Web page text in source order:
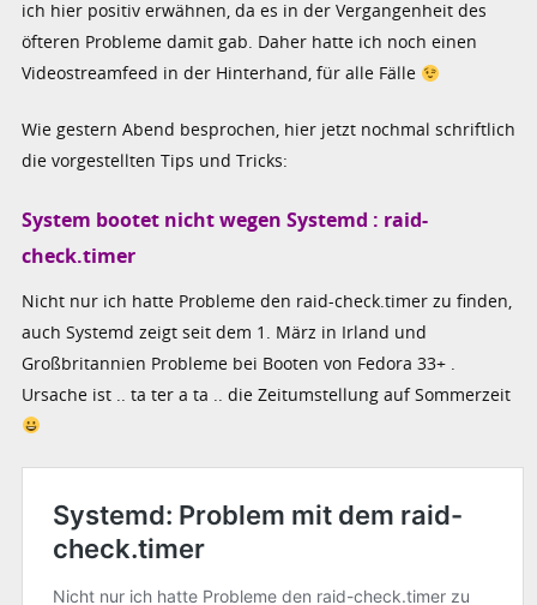
ich hier positiv erwähnen, da es in der Vergangenheit des
öfteren Probleme damit gab. Daher hatte ich noch einen
Videostreamfeed in der Hinterhand, für alle Fälle
Wie gestern Abend besprochen, hier jetzt nochmal schriftlich
die vorgestellten Tips und Tricks:
System bootet nicht wegen Systemd : raid-
check.timer
Nicht nur ich hatte Probleme den raid-check.timer zu finden,
auch Systemd zeigt seit dem 1. März in Irland und
Großbritannien Probleme bei Booten von Fedora 33+ .
Ursache ist .. ta ter a ta .. die Zeitumstellung auf Sommerzeit